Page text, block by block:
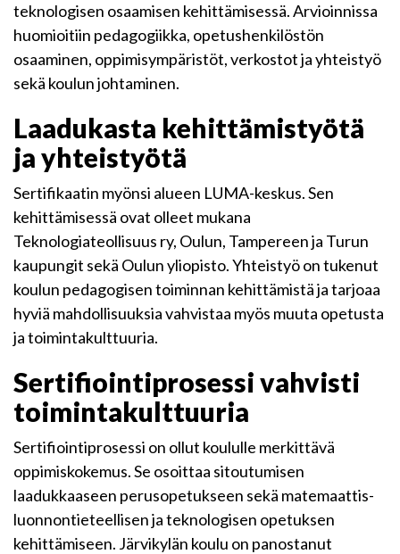
teknologisen osaamisen kehittämisessä. Arvioinnissa
huomioitiin pedagogiikka, opetushenkilöstön
osaaminen, oppimisympäristöt, verkostot ja yhteistyö
sekä koulun johtaminen.
Laadukasta kehittämistyötä
ja yhteistyötä
Sertifikaatin myönsi alueen LUMA-keskus. Sen
kehittämisessä ovat olleet mukana
Teknologiateollisuus ry, Oulun, Tampereen ja Turun
kaupungit sekä Oulun yliopisto. Yhteistyö on tukenut
koulun pedagogisen toiminnan kehittämistä ja tarjoaa
hyviä mahdollisuuksia vahvistaa myös muuta opetusta
ja toimintakulttuuria.
Sertifiointiprosessi vahvisti
toimintakulttuuria
Sertifiointiprosessi on ollut koululle merkittävä
oppimiskokemus. Se osoittaa sitoutumisen
laadukkaaseen perusopetukseen sekä matemaattis-
luonnontieteellisen ja teknologisen opetuksen
kehittämiseen. Järvikylän koulu on panostanut